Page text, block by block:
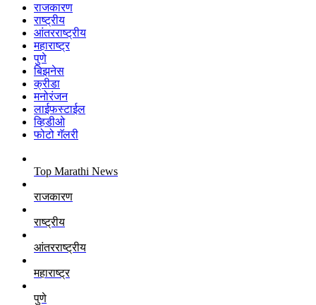
राजकारण
राष्ट्रीय
आंतरराष्ट्रीय
महाराष्ट्र
पुणे
बिझनेस
क्रीडा
मनोरंजन
लाईफस्टाईल
व्हिडीओ
फोटो गॅलरी
Top Marathi News
राजकारण
राष्ट्रीय
आंतरराष्ट्रीय
महाराष्ट्र
पुणे